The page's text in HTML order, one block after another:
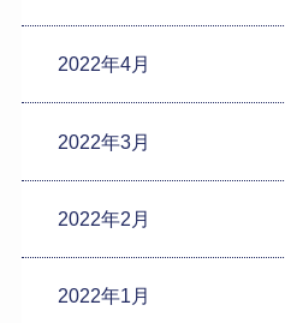
2022年4月
2022年3月
2022年2月
2022年1月